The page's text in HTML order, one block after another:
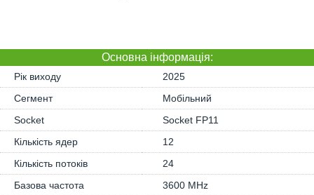
Основна iнформація:
Рік виходу
2025
Сегмент
Мобільний
Socket
Socket FP11
Кількість ядер
12
Кількість потоків
24
Базова частота
3600 MHz